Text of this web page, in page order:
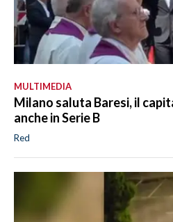
MULTIMEDIA
Milano saluta Baresi, il
anche in Serie B
Red